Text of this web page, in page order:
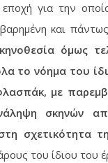
εποχή για την
και
όμως
το νόημα του
με
σκηνών
σχετικότητα
του ίδιου του